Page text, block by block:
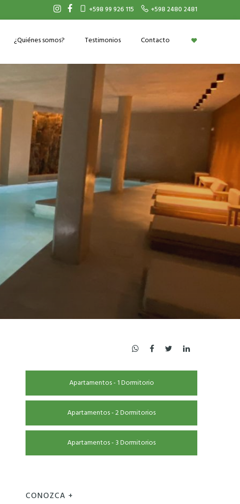
+598 99 926 115 +598 2480 2481
¿Quiénes somos? Testimonios Contacto
Apartamentos - 1 Dormitorio
Apartamentos - 2 Dormitorios
Apartamentos - 3 Dormitorios
CONOZCA +